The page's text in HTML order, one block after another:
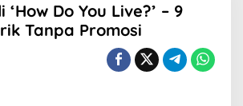
'How
Do
You
Do You Live?’ – 9
Tanpa Promosi